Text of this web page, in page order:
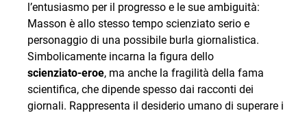
l’entusiasmo per il progresso e le sue ambiguità:
Masson è allo stesso tempo scienziato serio e
personaggio di una possibile burla giornalistica.
Simbolicamente incarna la figura dello
scienziato‑eroe, ma anche la fragilità della fama
scientifica, che dipende spesso dai racconti dei
giornali. Rappresenta il desiderio umano di superare i